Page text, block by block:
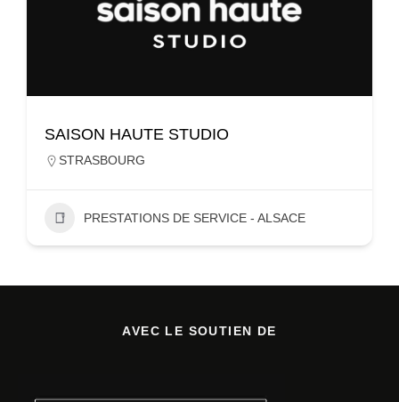
SAISON HAUTE STUDIO
STRASBOURG
PRESTATIONS DE SERVICE - ALSACE
AVEC LE SOUTIEN DE